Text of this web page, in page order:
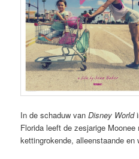
In de schaduw vanDisney World
Florida leeft de zesjarige
kettingrokende, alleenstaande en